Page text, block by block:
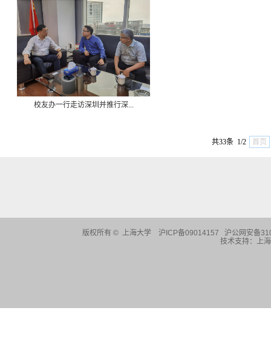
校友办一行走访深圳并推行深...
共33条 1/2 首页
版权所有 © 上海大学
沪ICP备09014157 沪公网安备
技术支持： 上